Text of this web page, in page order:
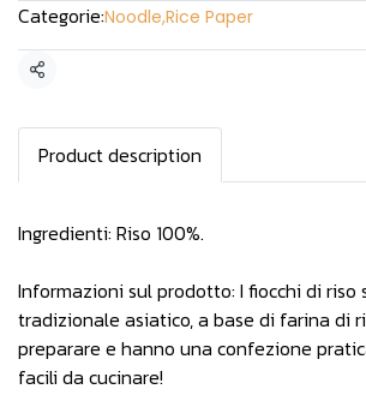
Categorie:Noodle,Rice Paper
Condividi
Product description
Ingredienti: Riso 100%.
Informazioni sul prodotto: I fiocchi di riso
tradizionale asiatico, a base di farina di
preparare e hanno una confezione
facili da cucinare!